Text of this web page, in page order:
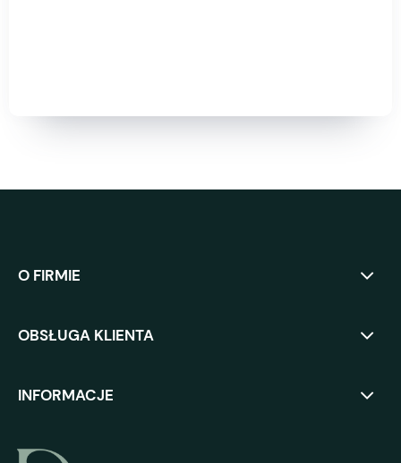
O FIRMIE
OBSŁUGA KLIENTA
INFORMACJE